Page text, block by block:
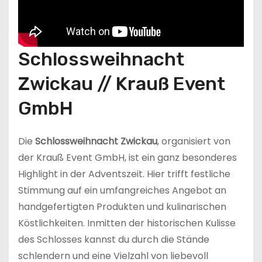
Schlossweihnacht
Zwickau // Krauß Event
GmbH
Die Schlossweihnacht Zwickau, organisiert von
der Krauß Event GmbH, ist ein ganz besonderes
Highlight in der Adventszeit. Hier trifft festliche
Stimmung auf ein umfangreiches Angebot an
handgefertigten Produkten und kulinarischen
Köstlichkeiten. Inmitten der historischen Kulisse
des Schlosses kannst du durch die Stände
schlendern und eine Vielzahl von liebevoll